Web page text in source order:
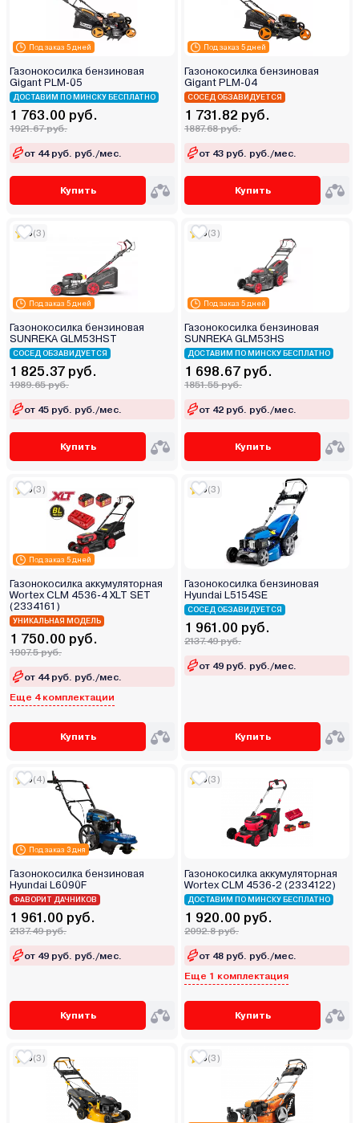
Под заказ 5 дней
Газонокосилка бензиновая
Gigant PLM-05
ДОСТАВИМ ПО МИНСКУ БЕСПЛАТНО
1 763.00 руб.
1921.67 руб.
от 44 руб. руб./мес.
Купить
Под заказ 5 дней
Газонокосилка бензиновая
Gigant PLM-04
СОСЕД ОБЗАВИДУЕТСЯ
1 731.82 руб.
1887.68 руб.
от 43 руб. руб./мес.
Купить
Под заказ 5 дней
5(3)
Газонокосилка бензиновая
SUNREKA GLM53HST
СОСЕД ОБЗАВИДУЕТСЯ
1 825.37 руб.
1989.65 руб.
от 45 руб. руб./мес.
Купить
Под заказ 5 дней
5(3)
Газонокосилка бензиновая
SUNREKA GLM53HS
ДОСТАВИМ ПО МИНСКУ БЕСПЛАТНО
1 698.67 руб.
1851.55 руб.
от 42 руб. руб./мес.
Купить
Под заказ 5 дней
5(3)
Газонокосилка аккумуляторная
Wortex CLM 4536-4 XLT SET
(2334161)
УНИКАЛЬНАЯ МОДЕЛЬ
1 750.00 руб.
1907.5 руб.
от 44 руб. руб./мес.
Еще 4 комплектации
Купить
5(3)
Газонокосилка бензиновая
Hyundai L5154SE
СОСЕД ОБЗАВИДУЕТСЯ
1 961.00 руб.
2137.49 руб.
от 49 руб. руб./мес.
Купить
Под заказ 3 дня
5(4)
Газонокосилка бензиновая
Hyundai L6090F
ФАВОРИТ ДАЧНИКОВ
1 961.00 руб.
2137.49 руб.
от 49 руб. руб./мес.
Купить
5(3)
Газонокосилка аккумуляторная
Wortex CLM 4536-2 (2334122)
ДОСТАВИМ ПО МИНСКУ БЕСПЛАТНО
1 920.00 руб.
2092.8 руб.
от 48 руб. руб./мес.
Еще 1 комплектация
Купить
5(3) 5(3)